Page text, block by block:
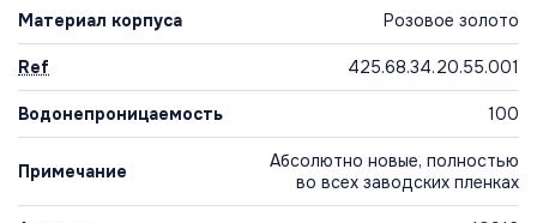
Материал корпуса Розовое золото
Ref 425.68.34.20.55.001
Водонепроницаемость 100
Примечание
Абсолютно новые, полностью
во всех заводских пленках